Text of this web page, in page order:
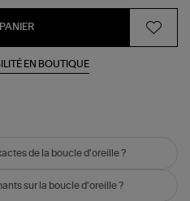
EN BOUTIQUE
de la boucle d'oreille ?
sur la boucle d'oreille ?